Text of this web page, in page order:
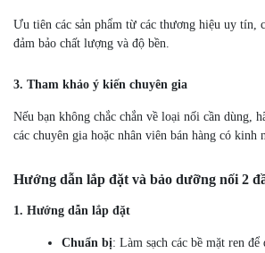
Ưu tiên các sản phẩm từ các thương hiệu uy tín,
đảm bảo chất lượng và độ bền.
3. Tham khảo ý kiến chuyên gia
Nếu bạn không chắc chắn về loại nối cần dùng,
các chuyên gia hoặc nhân viên bán hàng có kinh
Hướng dẫn lắp đặt và bảo dưỡng nối 2
1. Hướng dẫn lắp đặt
Chuẩn bị: Làm sạch các bề mặt ren để